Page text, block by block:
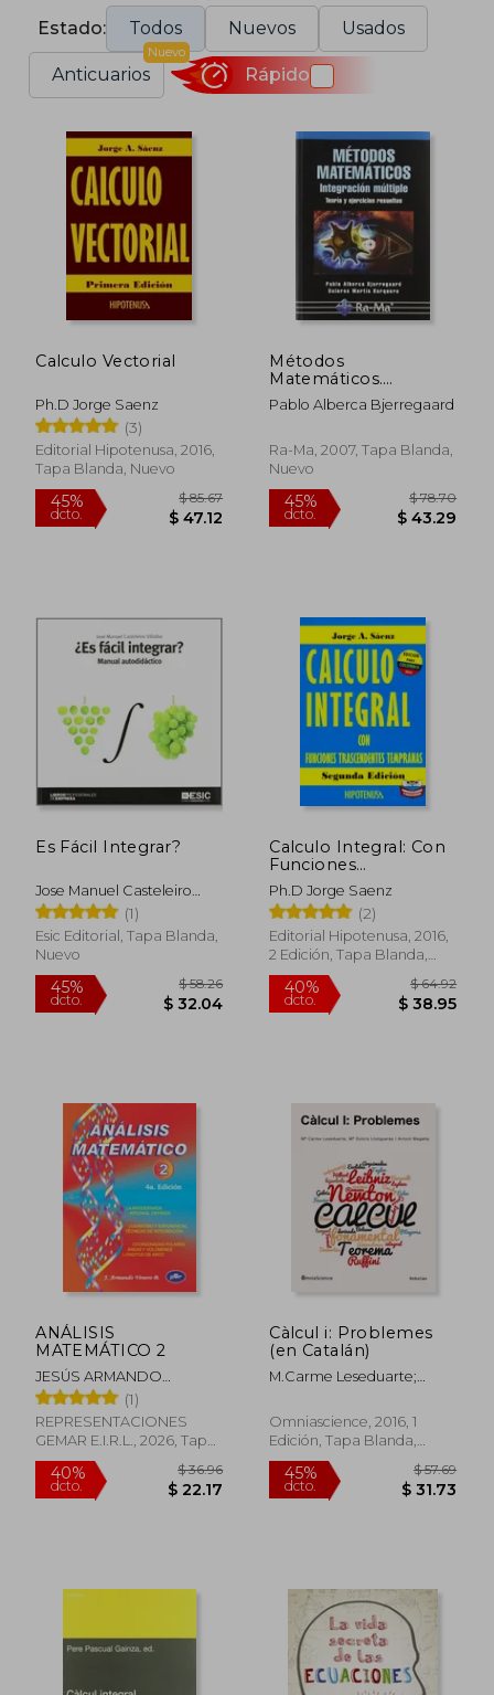
Estado: Todos Nuevos Usados
Anticuarios
Nuevo
Rápido
Calculo Vectorial
Ph.D Jorge Saenz
(3)
Editorial Hipotenusa, 2016,
Tapa Blanda, Nuevo
45%
dcto.
Métodos
Matemáticos.
Integración Múltiple.
Teoría y Ejercicios
Pablo Alberca Bjerregaard
Ra-Ma, 2007, Tapa Blanda,
Nuevo
45%
dcto.
Es Fácil Integrar?
Jose Manuel Casteleiro
Villalba
(1)
Esic Editorial, Tapa Blanda,
Nuevo
45%
dcto.
Calculo Integral: Con
Funciones
Trascendentes
Tempranas
Ph.D Jorge Saenz
(2)
Editorial Hipotenusa, 2016,
2 Edición, Tapa Blanda,
Nuevo
40%
dcto.
ANÁLISIS
MATEMÁTICO 2
JESÚS ARMANDO
VENERO BALDEÓN
(1)
REPRESENTACIONES
GEMAR E.I.R.L., 2026, Tapa
Blanda, Nuevo
Càlcul i: Problemes
(en Catalán)
M.Carme Leseduarte;
Antoni Maga&Ntilde;A
Omniascience, 2016, 1
Edición, Tapa Blanda,
Nuevo